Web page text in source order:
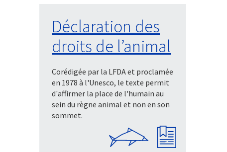
Déclaration des
droits de l’animal
Corédigée par la LFDA et proclamée
en 1978 à l'Unesco, le texte permit
d'affirmer la place de l'humain au
sein du règne animal et non en son
sommet.